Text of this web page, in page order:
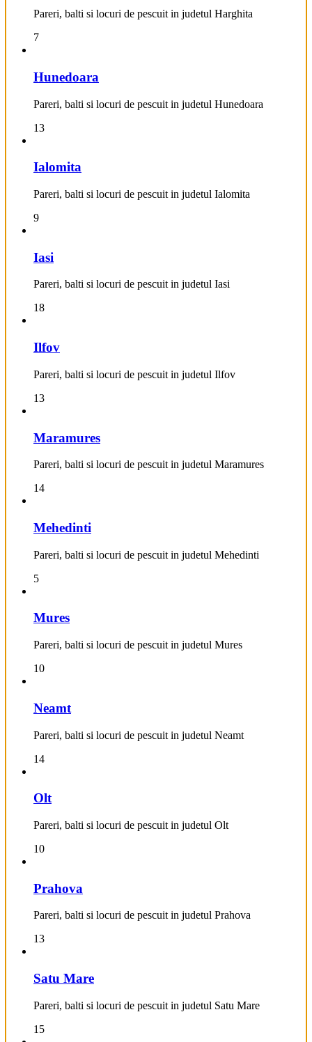
Pareri, balti si locuri de pescuit in judetul Harghita
7
Hunedoara
Pareri, balti si locuri de pescuit in judetul Hunedoara
13
Ialomita
Pareri, balti si locuri de pescuit in judetul Ialomita
9
Iasi
Pareri, balti si locuri de pescuit in judetul Iasi
18
Ilfov
Pareri, balti si locuri de pescuit in judetul Ilfov
13
Maramures
Pareri, balti si locuri de pescuit in judetul Maramures
14
Mehedinti
Pareri, balti si locuri de pescuit in judetul Mehedinti
5
Mures
Pareri, balti si locuri de pescuit in judetul Mures
10
Neamt
Pareri, balti si locuri de pescuit in judetul Neamt
14
Olt
Pareri, balti si locuri de pescuit in judetul Olt
10
Prahova
Pareri, balti si locuri de pescuit in judetul Prahova
13
Satu Mare
Pareri, balti si locuri de pescuit in judetul Satu Mare
15